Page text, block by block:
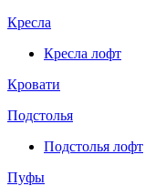
Кресла
Кресла лофт
Кровати
Подстолья
Подстолья лофт
Пуфы